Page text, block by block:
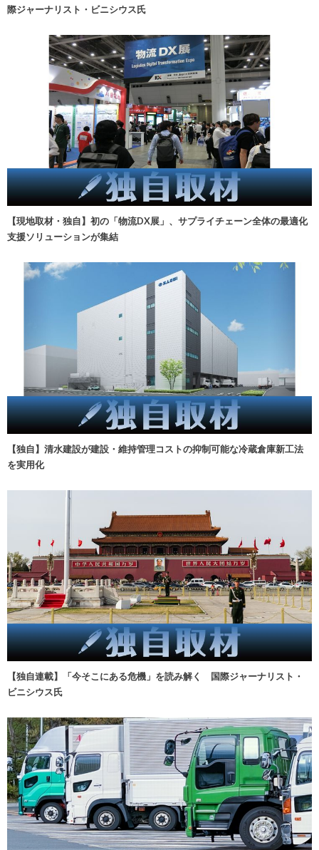
際ジャーナリスト・ビニシウス氏
【現地取材・独自】初の「物流DX展」、サプライチェーン全体の最適化
支援ソリューションが集結
【独自】清水建設が建設・維持管理コストの抑制可能な冷蔵倉庫新工法
を実用化
【独自連載】「今そこにある危機」を読み解く 国際ジャーナリスト・
ビニシウス氏